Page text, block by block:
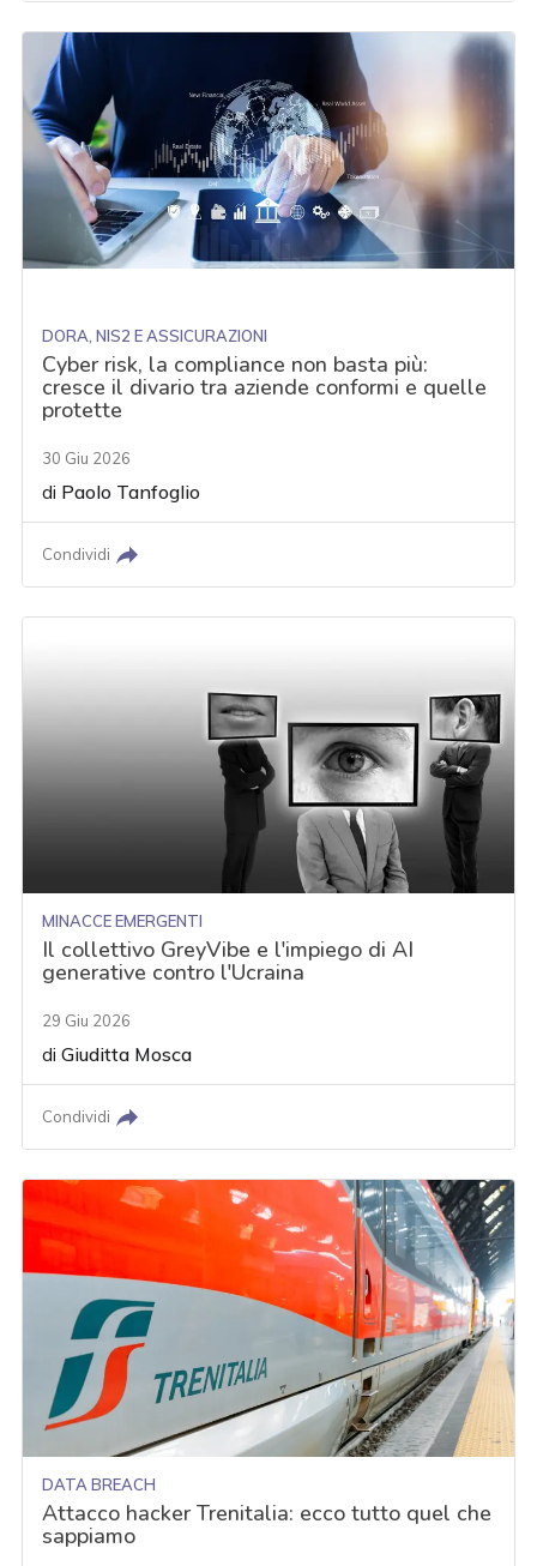
DORA, NIS2 E ASSICURAZIONI
Cyber risk, la compliance non basta più:
cresce il divario tra aziende conformi e quelle
protette
30 Giu 2026
di Paolo Tanfoglio
Condividi
MINACCE EMERGENTI
Il collettivo GreyVibe e l'impiego di AI
generative contro l'Ucraina
29 Giu 2026
diGiuditta Mosca
Condividi
DATA BREACH
Attacco hacker Trenitalia: ecco tutto quel che
sappiamo